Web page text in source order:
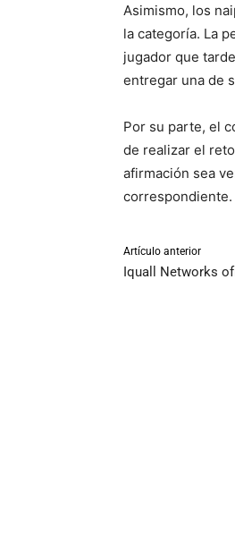
Asimismo, los
la categoría. La
jugador que
entregar una de
Por su parte, el
de realizar el
afirmación sea
correspondiente.
Artículo anterior
Iquall Networks